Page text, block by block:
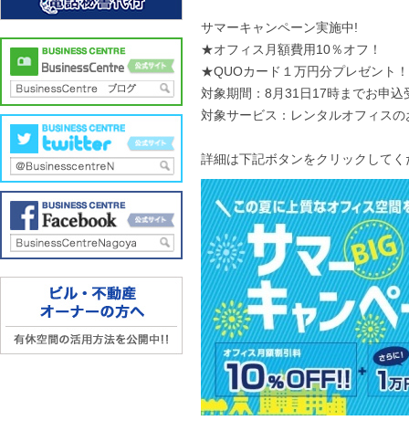
サマーキャンペーン実施中!
★オフィス月額費用10％オフ！
★QUOカード１万円分プレゼント！
対象期間：8月31日17時までお申込
対象サービス：レンタルオフィス
詳細は下記ボタンをクリックして